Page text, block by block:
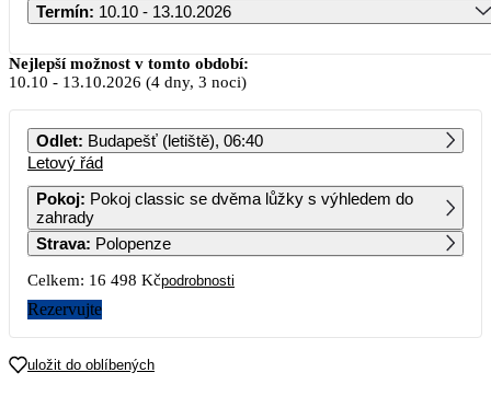
Termín: 10.10 - 13.10.2026
Říjen 2026
PO ÚT ST ČT PÁ SO NE
5 6 7 8 9 10 11
12 13 14
19 20
8 549
21 22 23 24 25
Nejlepší možnost v tomto období:
10.10 - 13.10.2026 (4 dny, 3 noci)
Odlet: Budapešť (letiště), 06:40
Letový řád
Pokoj: Pokoj classic se dvěma lůžky s výhledem do
zahrady
Strava: Polopenze
Celkem: 16 498 Kčpodrobnosti
Rezervujte
uložit do oblíbených